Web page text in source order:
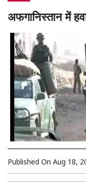
अफगानिस्तान में
Published On Aug 18,